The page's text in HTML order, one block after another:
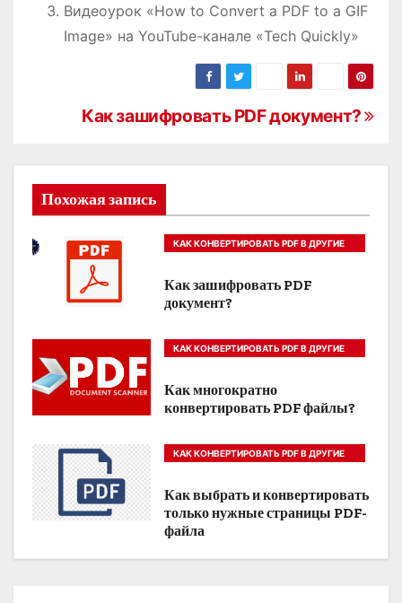
Видеоурок «How to Convert a PDF to a GIF
Image» на YouTube-канале «Tech Quickly»
в
г
ц
и
я
п
о
з
а
Как зашифровать PDF документ?
Похожая запись
КАК КОНВЕРТИРОВАТЬ PDF В ДРУГИЕ
Как зашифровать PDF
документ?
КАК КОНВЕРТИРОВАТЬ PDF В ДРУГИЕ
Как многократно
конвертировать PDF файлы?
КАК КОНВЕРТИРОВАТЬ PDF В ДРУГИЕ
Как выбрать и конвертировать
только нужные страницы PDF-
файла